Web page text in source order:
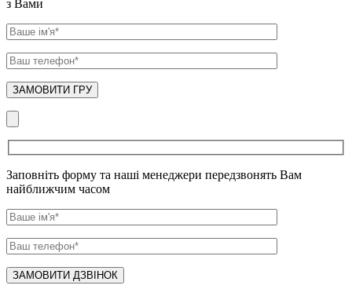
з Вами
Заповніть форму та наші менеджери передзвонять Вам
найближчим часом